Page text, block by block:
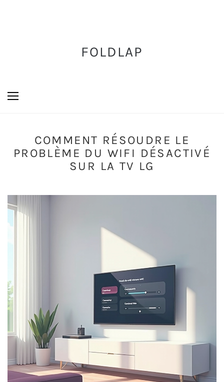
FOLDLAP
COMMENT RÉSOUDRE LE
PROBLÈME DU WIFI DÉSACTIVÉ
SUR LA TV LG